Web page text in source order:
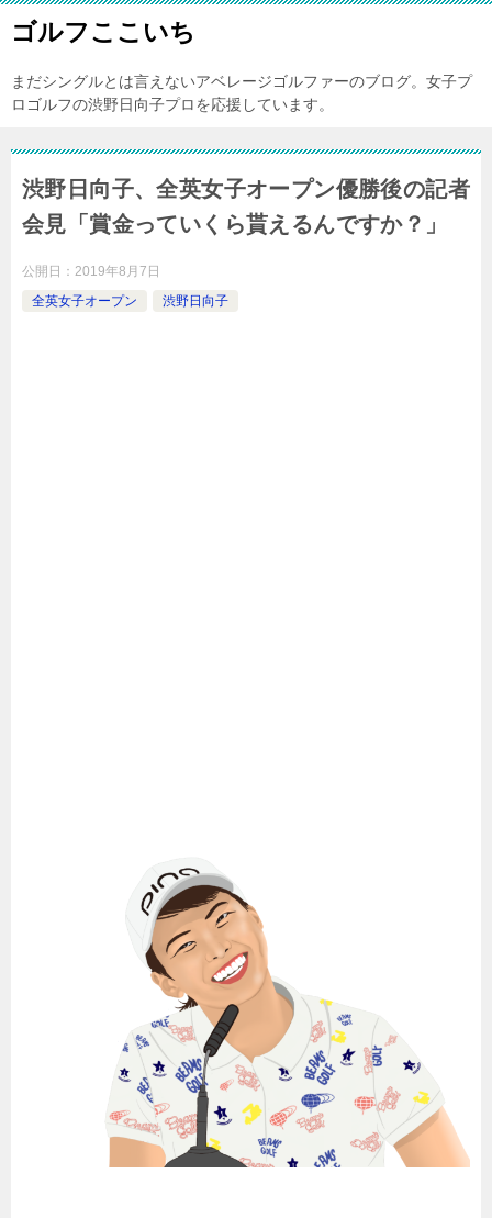
ゴルフここいち
まだシングルとは言えないアベレージゴルファーのブログ。女子プ
ロゴルフの渋野日向子プロを応援しています。
渋野日向子、全英女子オープン優勝後の記者
会見「賞金っていくら貰えるんですか？」
公開日： 2019年8月7日
全英女子オープン
渋野日向子